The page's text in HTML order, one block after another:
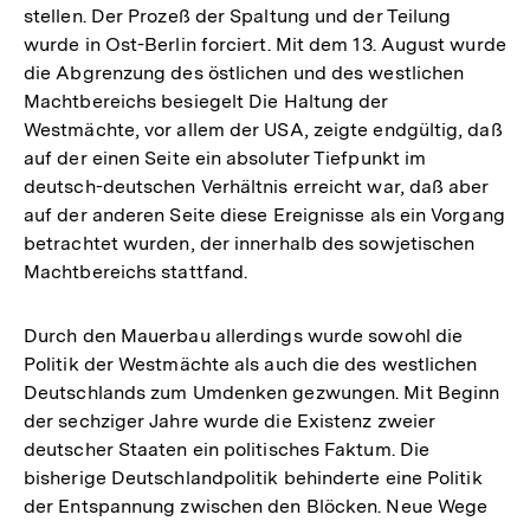
stellen. Der Prozeß der Spaltung und der Teilung
wurde in Ost-Berlin forciert. Mit dem 13. August wurde
die Abgrenzung des östlichen und des westlichen
Machtbereichs besiegelt Die Haltung der
Westmächte, vor allem der USA, zeigte endgültig, daß
auf der einen Seite ein absoluter Tiefpunkt im
deutsch-deutschen Verhältnis erreicht war, daß aber
auf der anderen Seite diese Ereignisse als ein Vorgang
betrachtet wurden, der innerhalb des sowjetischen
Machtbereichs stattfand.
Durch den Mauerbau allerdings wurde sowohl die
Politik der Westmächte als auch die des westlichen
Deutschlands zum Umdenken gezwungen. Mit Beginn
der sechziger Jahre wurde die Existenz zweier
deutscher Staaten ein politisches Faktum. Die
bisherige Deutschlandpolitik behinderte eine Politik
der Entspannung zwischen den Blöcken. Neue Wege